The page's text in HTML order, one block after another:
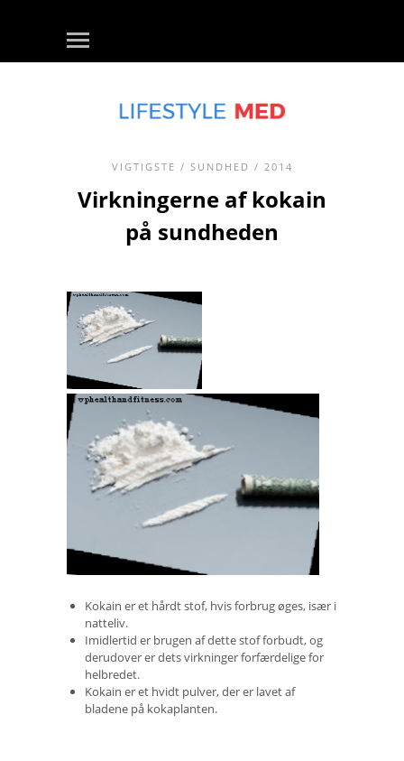
VIGTIGSTE / SUNDHED / 2014
Virkningerne af kokain
på sundheden
Kokain er et hårdt stof, hvis forbrug øges, især i
natteliv.
Imidlertid er brugen af ​​dette stof forbudt, og
derudover er dets virkninger forfærdelige for
helbredet.
Kokain er et hvidt pulver, der er lavet af
bladene på kokaplanten.